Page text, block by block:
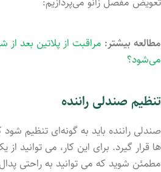
مطالعه بیشتر: مراقبت از پلاتین بعد
می‌شود؟
تنظیم صندلی راننده
صندلی راننده باید به گونه‌ای تنظیم
‌ها قرار گیرد. برای این کار، می ‌توانید
مطمئن شوید که می ‌توانید به راحتی